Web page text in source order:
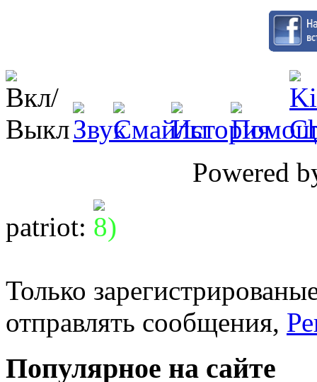
Powered
patriot:
Только
отправлять сообщения,
Популярное на сайте